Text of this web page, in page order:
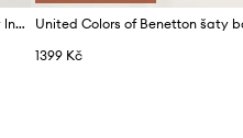
United Colors of Benetton letní šaty lněné
1399 Kč